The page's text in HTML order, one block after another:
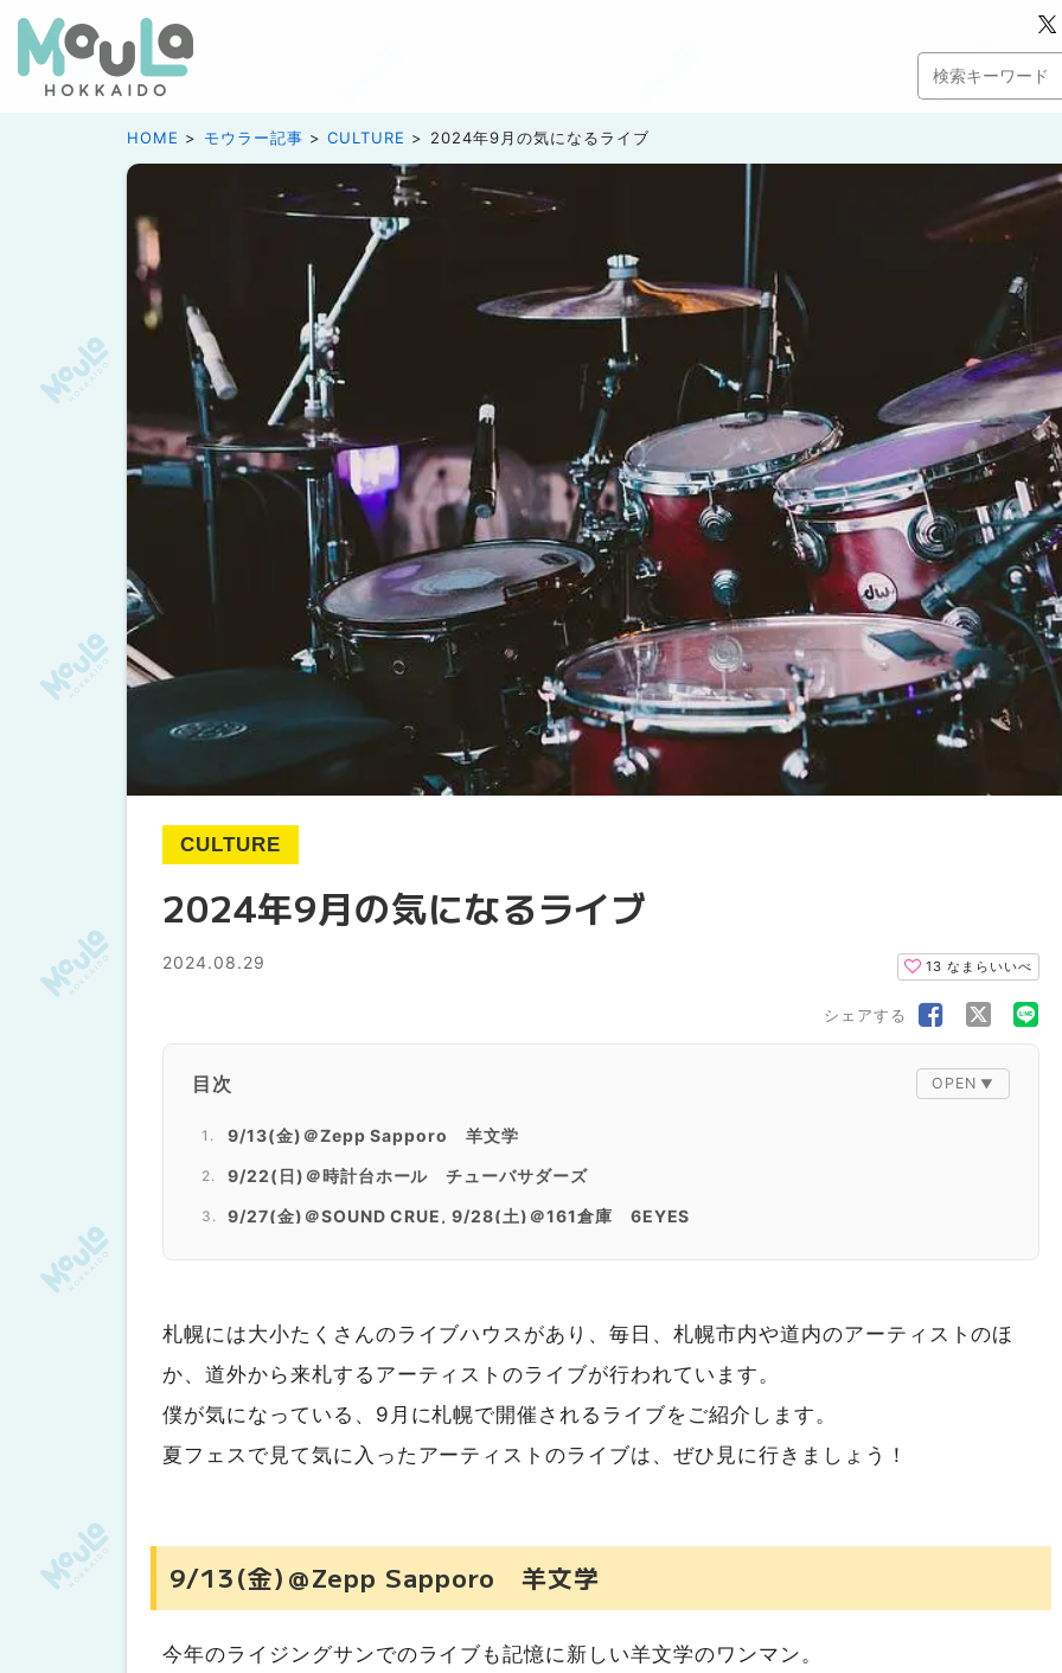
HOME モウラー記事 CULTURE 2024年9月の気になるライブ
CULTURE
2024年9月の気になるライブ
2024.08.29 13 なまらいいべ
シェアする
目次
9/13(金)＠Zepp Sapporo 羊文学
9/22(日)＠時計台ホール チューバサダーズ
9/27(金)＠SOUND CRUE, 9/28(土)＠161倉庫 6EYES
札幌には大小たくさんのライブハウスがあり、毎日、札幌市内や道内のアーティストのほ
か、道外から来札するアーティストのライブが行われています。
僕が気になっている、9月に札幌で開催されるライブをご紹介します。
夏フェスで見て気に入ったアーティストのライブは、ぜひ見に行きましょう！
9/13(金)＠Zepp Sapporo 羊文学
今年のライジングサンでのライブも記憶に新しい羊文学のワンマン。